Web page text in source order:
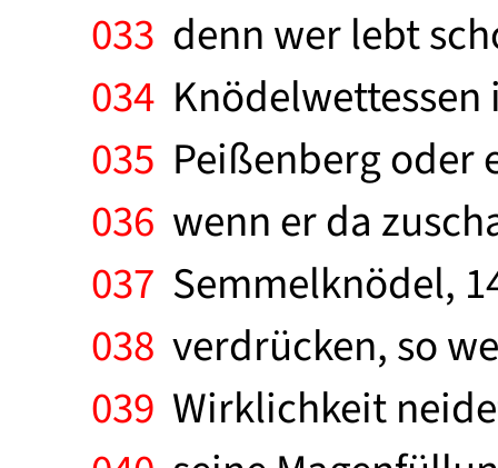
033 denn wer lebt
034
035 Peißenberg oder
036 wenn er da
037 Semmelknödel,
038 verdrücken, so
039 Wirklichkeit